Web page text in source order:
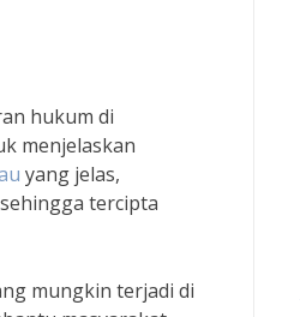
hukum di
menjelaskan
yang jelas,
tercipta
mungkin terjadi di